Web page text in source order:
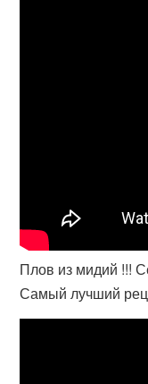
Плов из мидий !!!
Самый лучший